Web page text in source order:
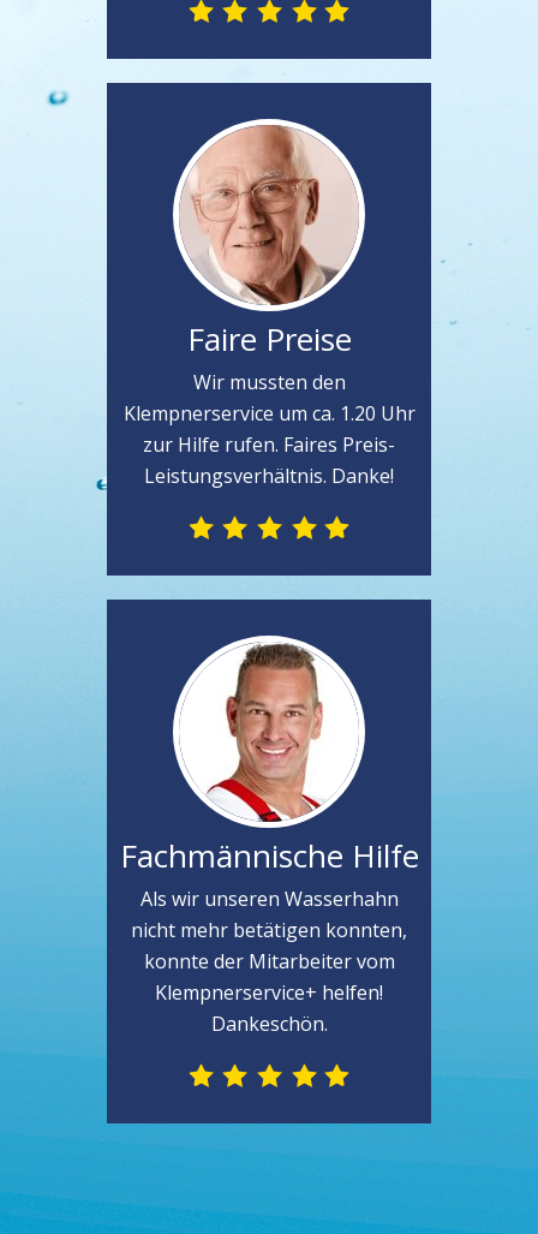
Faire Preise
Wir mussten den
Klempnerservice um ca. 1.20 Uhr
zur Hilfe rufen. Faires Preis-
Leistungsverhältnis. Danke!
Fachmännische Hilfe
Als wir unseren Wasserhahn
nicht mehr betätigen konnten,
konnte der Mitarbeiter vom
Klempnerservice+ helfen!
Dankeschön.